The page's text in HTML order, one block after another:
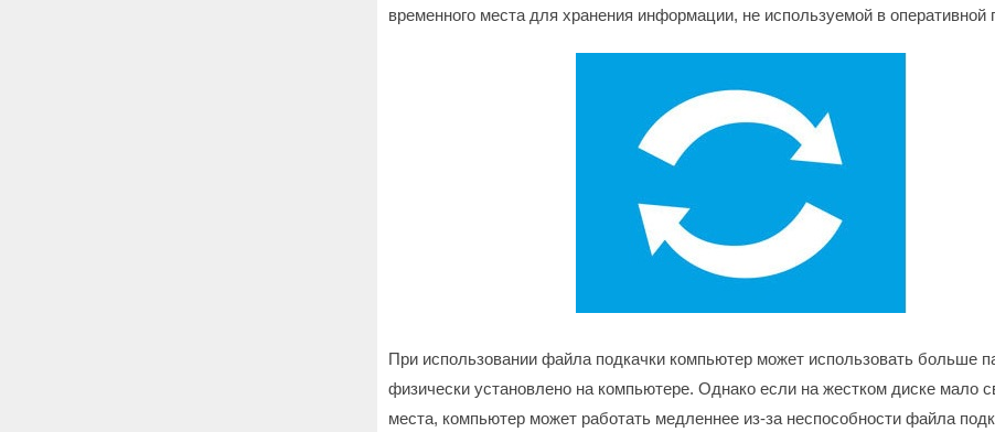
временного места для хранения информации, не используемой в оперативной
При использовании файла подкачки компьютер может использовать больше
физически установлено на компьютере. Однако если на жестком диске мало
места, компьютер может работать медленнее из-за неспособности файла